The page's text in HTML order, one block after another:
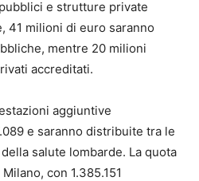
e strutture private
41 milioni di euro saranno
mentre 20 milioni
accreditati.
aggiuntive
e saranno distribuite tra le
salute lombarde. La quota
con 1.385.151